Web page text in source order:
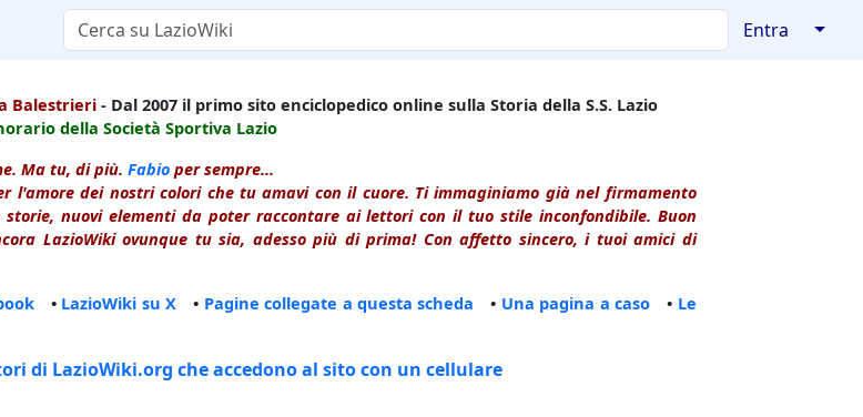
Entra ↓
Balestrieri - Dal 2007 il primo sito enciclopedico online sulla Storia della S.S. Lazio
della Società Sportiva Lazio
Ma tu, di più. Fabio per sempre...
l'amore dei nostri colori che tu amavi con il cuore. Ti immaginiamo già nel firmamento
storie, nuovi elementi da poter raccontare ai lettori con il tuo stile inconfondibile. Buon
LazioWiki ovunque tu sia, adesso più di prima! Con affetto sincero, i tuoi amici di
• LazioWiki su X • Pagine collegate a questa scheda • Una pagina a caso • Le
di LazioWiki.org che accedono al sito con un cellulare